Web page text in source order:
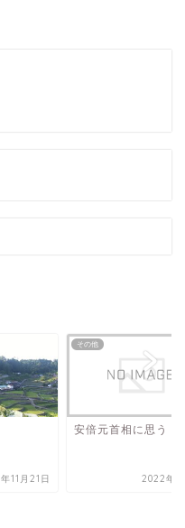
11月21日
その他
安倍元首相に思う
2022年7